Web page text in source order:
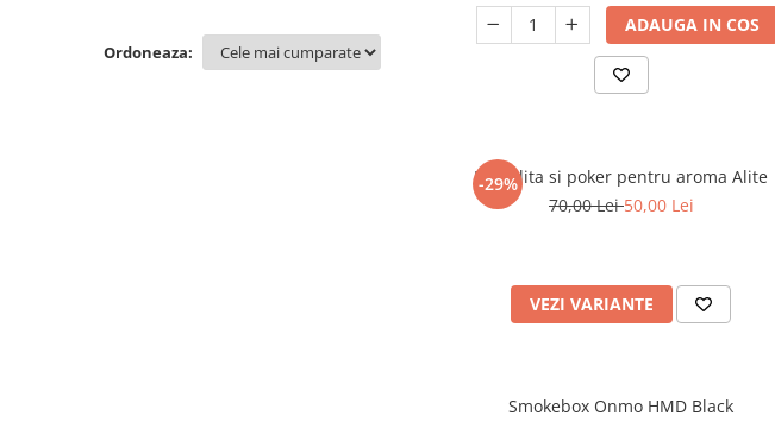
Ordoneaza:
ADAUGA IN COS
-29%
Furculita si poker pentru aroma Alite
70,00 Lei50,00 Lei
VEZI VARIANTE
Smokebox Onmo HMD Black